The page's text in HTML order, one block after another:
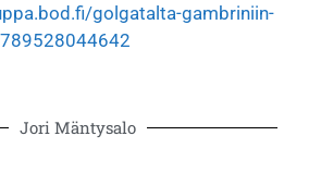
golgatalta-gambriniin-
Jori Mäntysalo